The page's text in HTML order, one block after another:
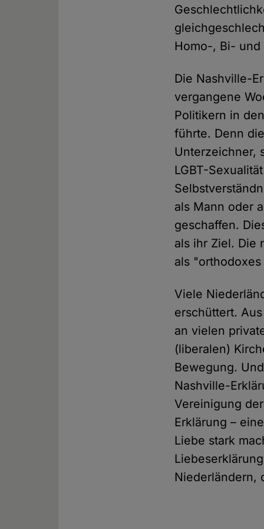
Homo-, Bi-
Die Nashville-
vergangene
Politikern in
führte. Denn
Unterzeichner,
LGBT-
als Mann oder
geschaffen.
als ihr Ziel. Die
als
Viele
erschüttert.
an vielen
(liberalen)
Bewegung.
Nashville-
Vereinigung
Erklärung – eine
Liebe stark
Niederländern,